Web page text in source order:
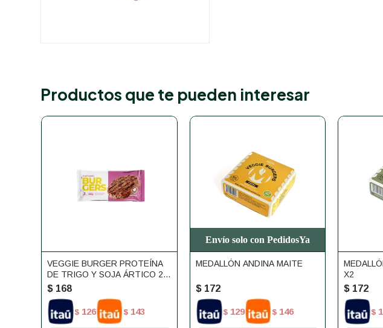
Productos que te pueden interesar
VEGGIE BURGER PROTEÍNA
DE TRIGO Y SOJA ÁRTICO 2
UNIDADES
$ 168
$ 126 $ 143
MEDALLÓN ANDINA MAITE
$ 172
$ 129 $ 146
Envío solo con PedidosYa
X2
$ 172
$